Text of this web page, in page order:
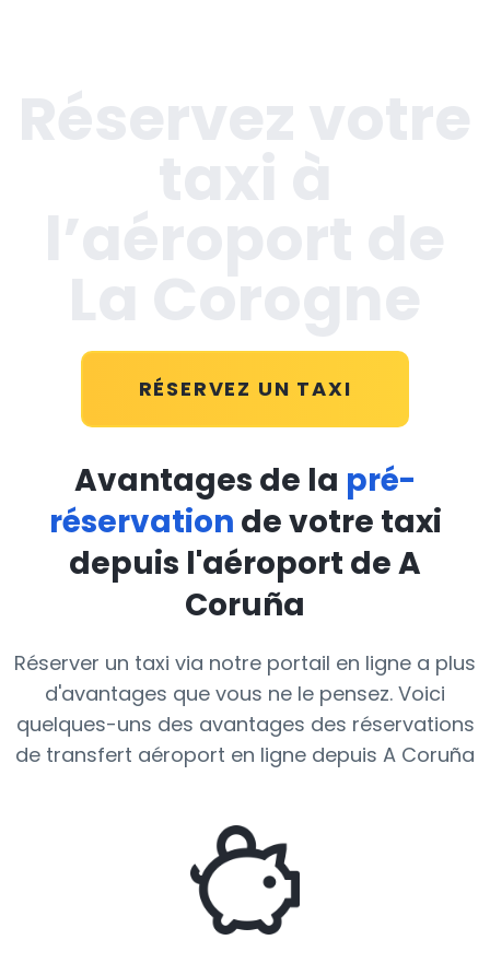
RÉSERVEZ UN TAXI
Avantages de la pré-
réservation de votre taxi
depuis l'aéroport de A
Coruña
Réserver un taxi via notre portail en ligne a plus
d'avantages que vous ne le pensez. Voici
quelques-uns des avantages des réservations
de transfert aéroport en ligne depuis A Coruña